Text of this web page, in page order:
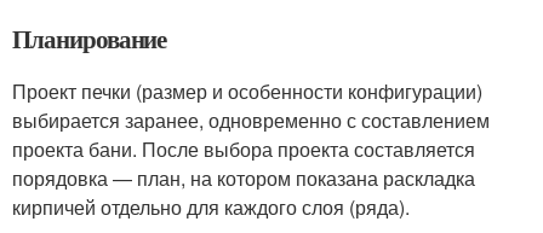
Планирование
Проект печки (размер и особенности конфигурации)
выбирается заранее, одновременно с составлением
проекта бани. После выбора проекта составляется
порядовка — план, на котором показана раскладка
кирпичей отдельно для каждого слоя (ряда).